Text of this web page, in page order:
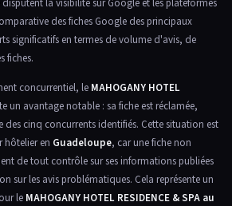
disputent la visibilité sur Google et les plateformes
des fiches Google des principaux
significatifs en termes de volume d'avis, de
fiches.
concurrentiel, le MAHOGANY HOTEL
un avantage notable : sa fiche est réclamée,
des cinq concurrents identifiés. Cette situation est
hôtelier en Guadeloupe, car une fiche non
de tout contrôle sur ses informations publiées
sur les avis problématiques. Cela représente un
le MAHOGANY HOTEL RESIDENCE & SPA au